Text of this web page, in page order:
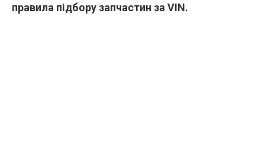
правила підбору запчастин за VIN.